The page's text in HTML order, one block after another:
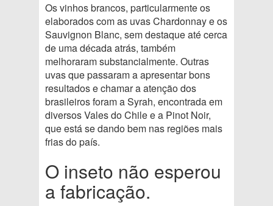
Os vinhos brancos, particularmente os
elaborados com as uvas Chardonnay e os
Sauvignon Blanc, sem destaque até cerca
de uma década atrás, também
melhoraram substancialmente. Outras
uvas que passaram a apresentar bons
resultados e chamar a atenção dos
brasileiros foram a Syrah, encontrada em
diversos Vales do Chile e a Pinot Noir,
que está se dando bem nas regiões mais
frias do país.
O inseto não esperou
a fabricação.